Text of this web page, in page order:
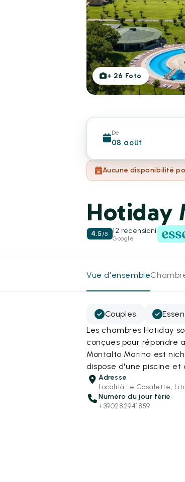
+ 26 Foto
De
08 août
Aucune disponibilité
Hotiday
4.5 /5 12 recensioni
Google
Vue d'ensemble
Couples
Les chambres Hotiday
conçues pour répondre
Montalto Marina est
dispose d'une piscine et
Adresse
Località Le Casalette,
Numéro du jour férié
+390282941859